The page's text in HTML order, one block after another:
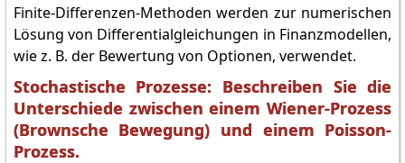
Finite-Differenzen-Methoden werden zur numerischen
Lösung von Differentialgleichungen in Finanzmodellen,
wie z. B. der Bewertung von Optionen, verwendet.
Stochastische Prozesse: Beschreiben Sie die
Unterschiede zwischen einem Wiener-Prozess
(Brownsche Bewegung) und einem Poisson-
Prozess.